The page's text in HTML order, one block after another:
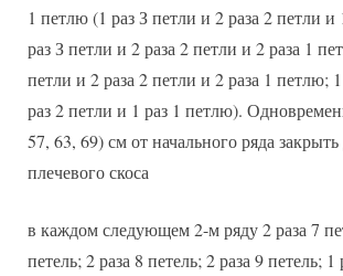
1 петлю (1 раз З петли и 2 раза 2 петли и
раз З петли и 2 раза 2 петли и 2 раза 1
петли и 2 раза 2 петли и 2 раза 1 петлю;
раз 2 петли и 1 раз 1 петлю).
57, 63, 69) см от начального ряда
плечевого скоса
в каждом следующем 2-м ряду 2 раза 7
петель; 2 раза 8 петель; 2 раза 9 петель; 1